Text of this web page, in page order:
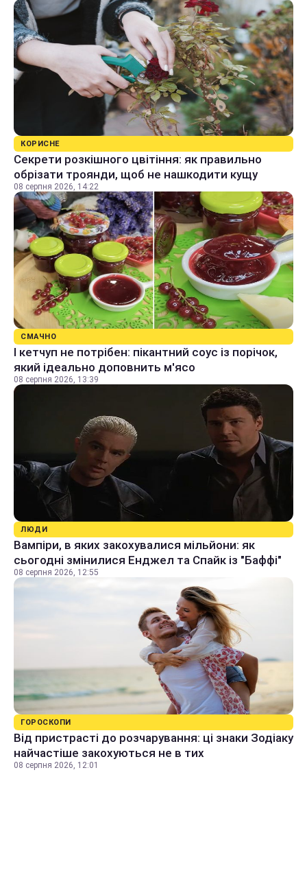
КОРИСНЕ
Секрети розкішного цвітіння: як правильно
обрізати троянди, щоб не нашкодити кущу
08 серпня 2026, 14:22
СМАЧНО
І кетчуп не потрібен: пікантний соус із порічок,
який ідеально доповнить м'ясо
08 серпня 2026, 13:39
ЛЮДИ
Вампіри, в яких закохувалися мільйони: як
сьогодні змінилися Енджел та Спайк із "Баффі"
08 серпня 2026, 12:55
ГОРОСКОПИ
Від пристрасті до розчарування: ці знаки Зодіаку
найчастіше закохуються не в тих
08 серпня 2026, 12:01